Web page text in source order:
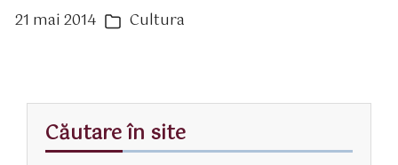
21 mai 2014 Categorii
Cultura
Căutare în site